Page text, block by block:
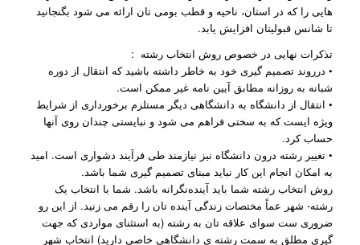
هایی را که در استان، ناحیه و قطب بومی تان ارائه می شود بگنجانید
تا شانس قبولیتان افزایش یابد.
تذکرات نهایی در خصوص روش انتخاب رشته :
• درروند تصمیم گیری خود به خاطر داشته باشید که انتقال از دوره
شبانه به روزانه مطابق آیین نامه غیر ممکن است.
• انتقال از دانشگاه به دانشگاهی دیگر مستلزم برخورداری از شرایط
ویژه ایست که به سختی فراهم می شود و نبایستی چندان روی آنها
حساب کرد.
• تغییر رشته درون دانشگاه نیز نیازمند طی فرآیند دشواری است. امید
به امکان انجام این کار نباید مبنای تصمیم گیری شما باشد.
روش انتخاب رشته شما باید آینده‌نگرانه باشد. شما با انتخاب یک
رشته- شهر عماً مختصات زندگی آینده تان را رقم می زنید. از این رو
ضروری ست سوای علاقه تان به رشته (به استثنای مواردی که جهت
گیری مطلق به سمت رشته ی دانشگاهی خاصی دارید) انتخاب شهر